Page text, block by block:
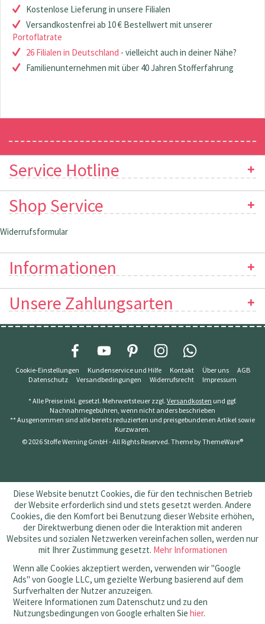
Kostenlose Lieferung in unsere Filialen
Versandkostenfrei ab 10 € Bestellwert mit unserer
Portoflatrate
26 Filialen in Deutschland - vielleicht auch in deiner Nähe?
Familienunternehmen mit über 40 Jahren Stofferfahrung
Service Hotline
Shop Service
Widerrufsformular
Informationen
Unsere Zahlungsarten
Cookie-Einstellungen Kundenservice und Hilfe Kontakt Über uns
AGB
Datenschutz
Versandbedingungen Widerrufsrecht Impressum
* Alle Preise inkl. gesetzl. Mehrwertsteuer zzgl. Versandkosten und ggf.
Nachnahmegebühren, wenn nicht anders beschrieben
** Ausgenommen sind alle bereits reduzierten und preisgebundenen Artikel sowie
Kurzwaren.
© 2026 Stoffe Werning GmbH - All Rights Reserved. Theme byThemeWare®
Diese Website benutzt Cookies, die für den technischen Betrieb
der Website erforderlich sind und stets gesetzt werden. Andere
Cookies, die den Komfort bei Benutzung dieser Website erhöhen,
der Direktwerbung dienen oder die Interaktion mit anderen
Websites und sozialen Netzwerken vereinfachen sollen, werden nur
mit Ihrer Zustimmung gesetzt. Mehr Informationen
Wenn alle Cookies akzeptiert werden, verwenden wir "Google
Ads" von Google LLC, um gezielte Werbung basierend auf dem
Surfverhalten der Nutzer anzuzeigen.
Weitere Informationen zum Datenschutz und zu den
Nutzungsbedingungen von Google erhalten Sie hier.